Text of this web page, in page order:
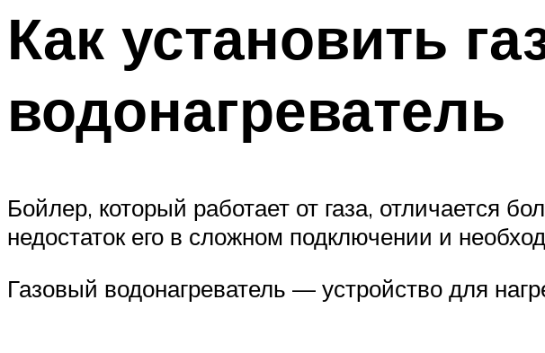
Как установить
водонагреватель
Бойлер, который работает от газа, отличается
недостаток его в сложном подключении и
Газовый водонагреватель — устройство для